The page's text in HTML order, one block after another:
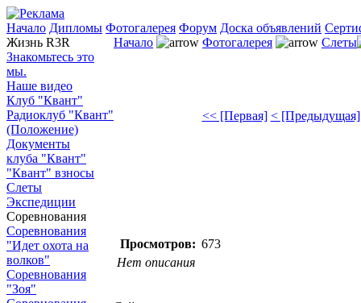
Начало Дипломы Фотогалерея Форум Доска объявлений
Жизнь R3R
Знакомьтесь это
мы.
Наше видео
Клуб "Квант"
Радиоклуб "Квант"
(Положение)
Документы
клуба "Квант"
"Квант" взносы
Слеты
Экспедиции
Соревнования
Соревнования
"Идет охота на
волков"
Соревнования
"Зоя"
Начало Фотогалерея Слеты
<< [Первая] < [Предыдущая]
Просмотров: 673
Нет описания